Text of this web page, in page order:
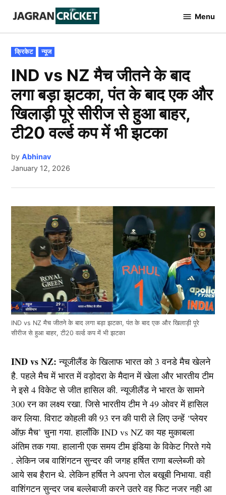
content
Cricket
Menu
POSTED
IN
क्रिकेट न्यूज
IND vs NZ मैच जीतने के बाद
लगा बड़ा झटका, पंत के बाद एक और
खिलाड़ी पूरे सीरीज से हुआ बाहर,
टी20 वर्ल्ड कप में भी झटका
by Abhinav
January 12, 2026
IND vs NZ मैच जीतने के बाद लगा बड़ा झटका, पंत के बाद एक और खिलाड़ी पूरे
सीरीज से हुआ बाहर, टी20 वर्ल्ड कप में भी झटका
IND vs NZ: न्यूजीलैंड के खिलाफ भारत को 3 वनडे मैच खेलने
है. पहले मैच में भारत में वड़ोदरा के मैदान में खेला और भारतीय टीम
ने इसे 4 विकेट से जीत हासिल की. न्यूजीलैंड ने भारत के सामने
300 रन का लक्ष्य रखा. जिसे भारतीय टीम ने 49 ओवर में हासिल
कर लिया. विराट कोहली की 93 रन की पारी ले लिए उन्हें ‘प्लेयर
ऑफ़ मैच’ चुना गया. हालाँकि IND vs NZ का यह मुकाबला
अंतिम तक गया. हालानी एक समय टीम इंडिया के विकेट गिरते गये
. लेकिन जब वाशिंगटन सुन्दर की जगह हर्षित राणा बल्लेब्जी को
आये सब हैरान थे. लेकिन हर्षित ने अपना रोल बखूबी निभाया. वही
वाशिंगटन सुन्दर जब बल्लेबाजी करने उतरे वह फिट नजर नही आ